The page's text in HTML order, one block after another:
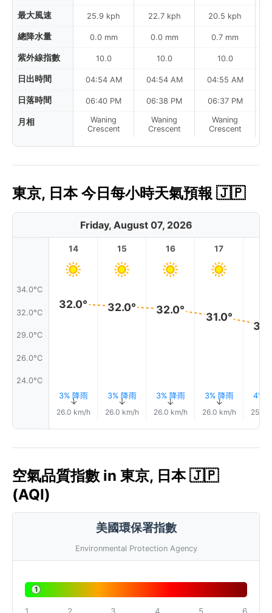
最大風速
總降水量
紫外線指數
日出時間
日落時間
月相
25.9 kph
0.0 mm
10.0
04:54 AM
06:40 PM
Waning
Crescent
22.7 kph
0.0 mm
10.0
04:54 AM
06:38 PM
Waning
Crescent
20.5 kph
0.7 mm
10.0
04:55 AM
06:37 PM
Waning
Crescent
東京, 日本 今日每小時天氣預報 🇯🇵
Friday, August 07, 2026
34.0°C
32.0°C
29.0°C
26.0°C
24.0°C
14
32.0°
3% 降雨
↑
26.0 km/h
15
32.0°
3% 降雨
↑
26.0 km/h
16
32.0°
3% 降雨
↑
26.0 km/h
17
31.0°
3% 降雨
↑
26.0 km/h
4%
25.0
空氣品質指數 in 東京, 日本 🇯🇵
(AQI)
美國環保署指數
Environmental Protection Agency
1
1 2 3 4 5 6